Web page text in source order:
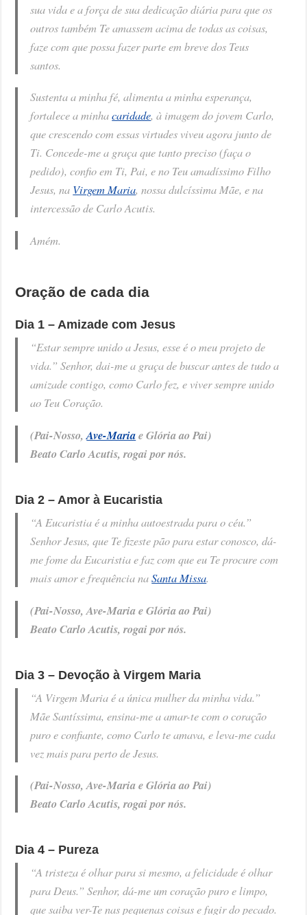
sua vida e a força de sua dedicação diária para que os
outros também Te amassem acima de todas as coisas,
faze com que possa fazer parte em breve dos Teus
santos.
Sustenta a minha fé, alimenta a minha esperança,
fortalece a minhacaridade, à imagem do jovem Carlo,
que crescendo com essas virtudes viveu agora junto de
Ti. Concede-me a graça que tanto preciso (faça o
pedido), confio em Ti, Pai, e no Teu amadíssimo Filho
Jesus, na Virgem Maria, nossa dulcíssima Mãe, e na
intercessão de Carlo Acutis.
Amém.
Oração de cada dia
Dia 1 – Amizade com Jesus
“Estar sempre unido a Jesus, esse é o meu projeto de
vida.” Senhor, dai-me a graça de buscar antes de tudo a
amizade contigo, como Carlo fez, e viver sempre unido
ao Teu Coração.
(Pai-Nosso,Ave-Mariae Glória ao Pai)
Beato Carlo Acutis, rogai por nós.
Dia 2 – Amor à Eucaristia
“A Eucaristia é a minha autoestrada para o céu.”
Senhor Jesus, que Te fizeste pão para estar conosco, dá-
me fome da Eucaristia e faz com que eu Te procure com
mais amor e frequência naSanta Missa.
(Pai-Nosso, Ave-Maria e Glória ao Pai)
Beato Carlo Acutis, rogai por nós.
Dia 3 – Devoção à Virgem Maria
“A Virgem Maria é a única mulher da minha vida.”
Mãe Santíssima, ensina-me a amar-te com o coração
puro e confiante, como Carlo te amava, e leva-me cada
vez mais para perto de Jesus.
(Pai-Nosso, Ave-Maria e Glória ao Pai)
Beato Carlo Acutis, rogai por nós.
Dia 4 – Pureza
“A tristeza é olhar para si mesmo, a felicidade é olhar
para Deus.” Senhor, dá-me um coração puro e limpo,
que saiba ver-Te nas pequenas coisas e fugir do pecado.